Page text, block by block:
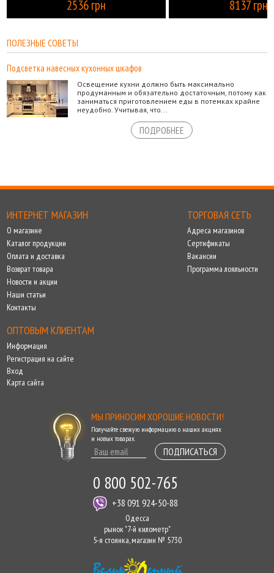
2536 грн 8137 грн
ПОЛЕЗНЫЕ СОВЕТЫ
Подсветка навесных кухонных шкафов
Освещение кухни должно быть максимально
продуманным и обязательно достаточным, потому как
заниматься приготовлением еды в потемках крайне
неудобно. Учитывая, что...
ПОДРОБНЕЕ
ИНТЕРНЕТ МАГАЗИН
О магазине
Каталог продукции
Оплата и доставка
Возврат товара
Новости и акции
Наши статьи
Контакты
ТОРГОВАЯ СЕТЬ
Адреса магазинов
Сертификаты
Вакансии
Программа лояльности
ОПТОВЫМ КЛИЕНТАМ
Информация
Регистрация на сайте
Вход
Карта сайта
МЫ ПРИНОСИМ ХОРОШИЕ НОВОСТИ!
Получайте свежую информацию о наших акциях
и новых товарах.
ПОДПИСАТЬСЯ
0 800 502-765
+38 091 924-50-88
Одесса
рынок "7-й километр"
5-я стоянка, магазин № 5730